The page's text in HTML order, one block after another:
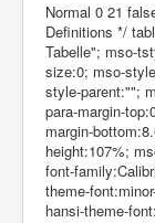
Normal 0 21
Definitions */
Tabelle"; mso-
size:0; mso-
style-parent:"";
para-margin-
margin-
height:107%;
font-
theme-
hansi-theme-